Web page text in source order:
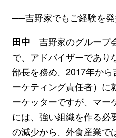
──吉野家でもご経験を発
田中 吉野家のグループ
で、アドバイザーであり
部長を務め、2017年か
ーケティング責任者）に
ーケッターですが、マー
には、強い組織を作る必
の減少から、外食産業で